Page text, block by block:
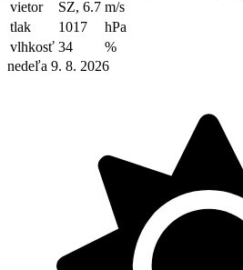
vietor
SZ, 6.7 m/s
tlak
1017
hPa
vlhkosť 34
%
nedeľa 9. 8. 2026